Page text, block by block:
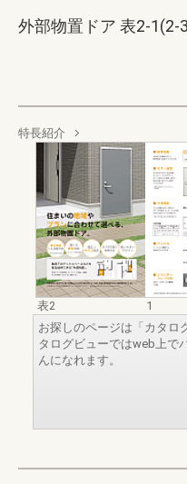
外部物置ドア 表2-1(2-
特長紹介
表2
1
お探しのページは「カタロ
タログビューではweb上で
んになれます。